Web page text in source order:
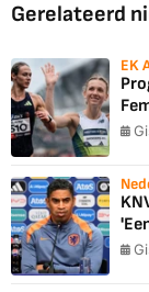
Gerelateerd
EK